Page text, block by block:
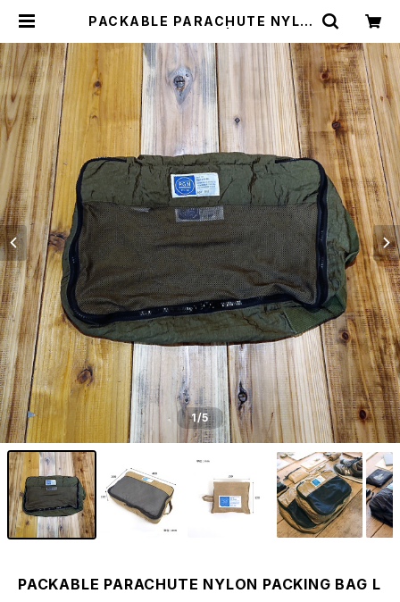
PACKABLE PARACHUTE NYLO
ANS
1/5
PACKABLE PARACHUTE NYLON PACKING BAG L